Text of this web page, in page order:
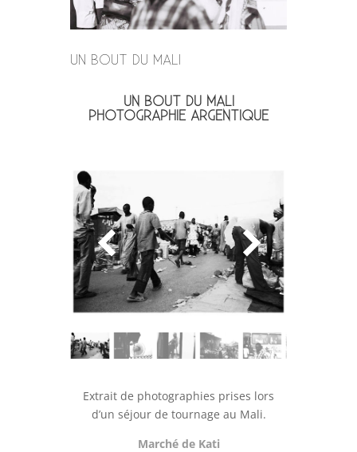
UN BOUT DU MALI
UN BOUT DU MALI
PHOTOGRAPHIE ARGENTIQUE
Extrait de photographies prises lors
d’un séjour de tournage au Mali.
Marché de Kati